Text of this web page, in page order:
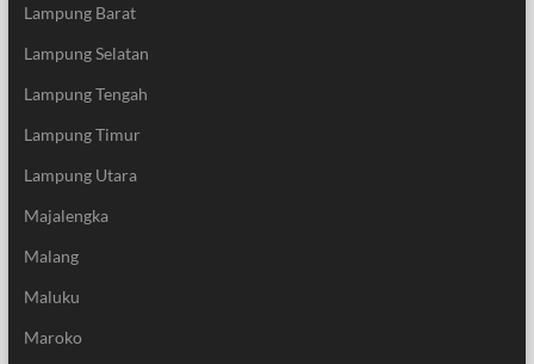
Lampung Barat
Lampung Selatan
Lampung Tengah
Lampung Timur
Lampung Utara
Majalengka
Malang
Maluku
Maroko